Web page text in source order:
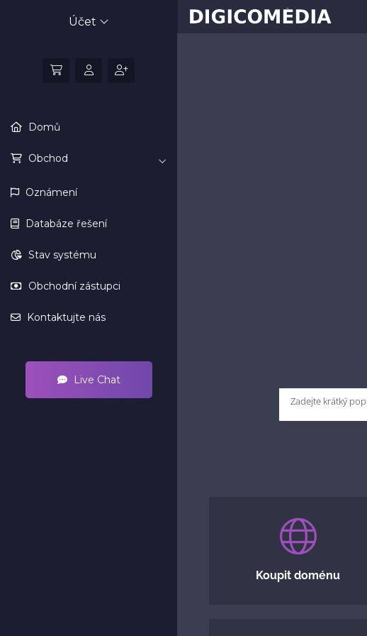
Účet
Domů
Obchod
Oznámení
Databáze řešení
Stav systému
Obchodní zástupci
Kontaktujte nás
Live Chat
Koupit doménu